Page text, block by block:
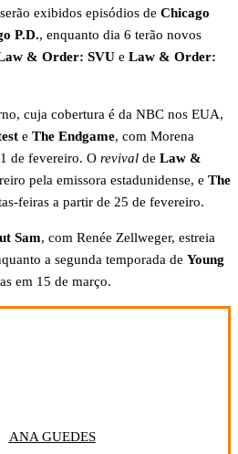
exibidos episódios de Chicago
P.D., enquanto dia 6 terão novos
& Order: SVU e Law & Order:
cuja cobertura é da NBC nos EUA,
e The Endgame, com Morena
de fevereiro. O revival de Law &
pela emissora estadunidense, e The
feiras a partir de 25 de fevereiro.
Sam, com Renée Zellweger, estreia
a segunda temporada de Young
em 15 de março.
ANA GUEDES